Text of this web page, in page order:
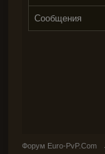
Сообщения
Форум Euro-PvP.Com